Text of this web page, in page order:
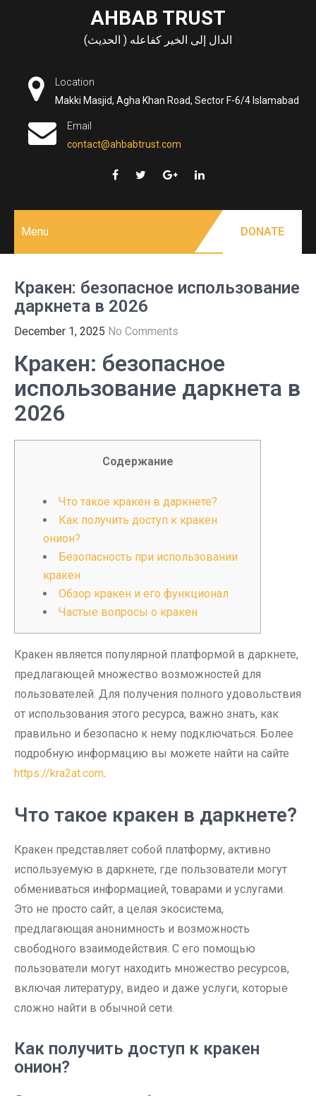
AHBAB TRUST
الدال إلى الخير كفاعله ( الحديث)
Location
Makki Masjid, Agha Khan Road, Sector F-6/4 Islamabad
Email
contact@ahbabtrust.com
Menu DONATE
Кракен: безопасное использование
даркнета в 2026
December 1, 2025 No Comments
Кракен: безопасное
использование даркнета в
2026
Содержание
Что такое кракен в даркнете?
Как получить доступ к кракен
онион?
Безопасность при использовании
кракен
Обзор кракен и его функционал
Частые вопросы о кракен
Кракен является популярной платформой в даркнете,
предлагающей множество возможностей для
пользователей. Для получения полного удовольствия
от использования этого ресурса, важно знать, как
правильно и безопасно к нему подключаться. Более
подробную информацию вы можете найти на сайте
https://kra2at.com.
Что такое кракен в даркнете?
Кракен представляет собой платформу, активно
используемую в даркнете, где пользователи могут
обмениваться информацией, товарами и услугами.
Это не просто сайт, а целая экосистема,
предлагающая анонимность и возможность
свободного взаимодействия. С его помощью
пользователи могут находить множество ресурсов,
включая литературу, видео и даже услуги, которые
сложно найти в обычной сети.
Как получить доступ к кракен
онион?